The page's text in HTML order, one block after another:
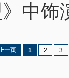
中饰
一页 1 2 3